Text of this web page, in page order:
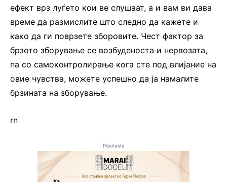
ефект врз луѓето кои ве слушаат, а и вам ви дава
време да размислите што следно да кажете и
како да ги поврзете зборовите. Чест фактор за
брзото зборување се возбуденоста и нервозата,
па со самоконтролирање кога сте под влијание на
овие чувства, можете успешно да ја намалите
брзината на зборување.
rn
Реклама